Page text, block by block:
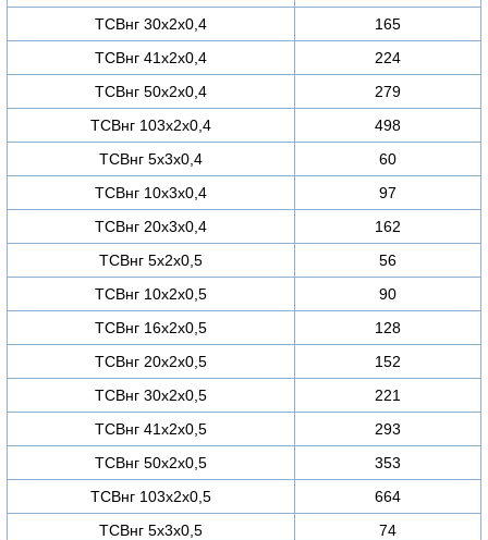
ТСВнг 30х2х0,4
165
ТСВнг 41х2х0,4
224
ТСВнг 50х2х0,4
279
ТСВнг 103х2х0,4
498
ТСВнг 5х3х0,4
60
ТСВнг 10х3х0,4
97
ТСВнг 20х3х0,4
162
ТСВнг 5х2х0,5
56
ТСВнг 10х2х0,5
90
ТСВнг 16х2х0,5
128
ТСВнг 20х2х0,5
152
ТСВнг 30х2х0,5
221
ТСВнг 41х2х0,5
293
ТСВнг 50х2х0,5
353
ТСВнг 103х2х0,5
664
ТСВнг 5х3х0,5
74